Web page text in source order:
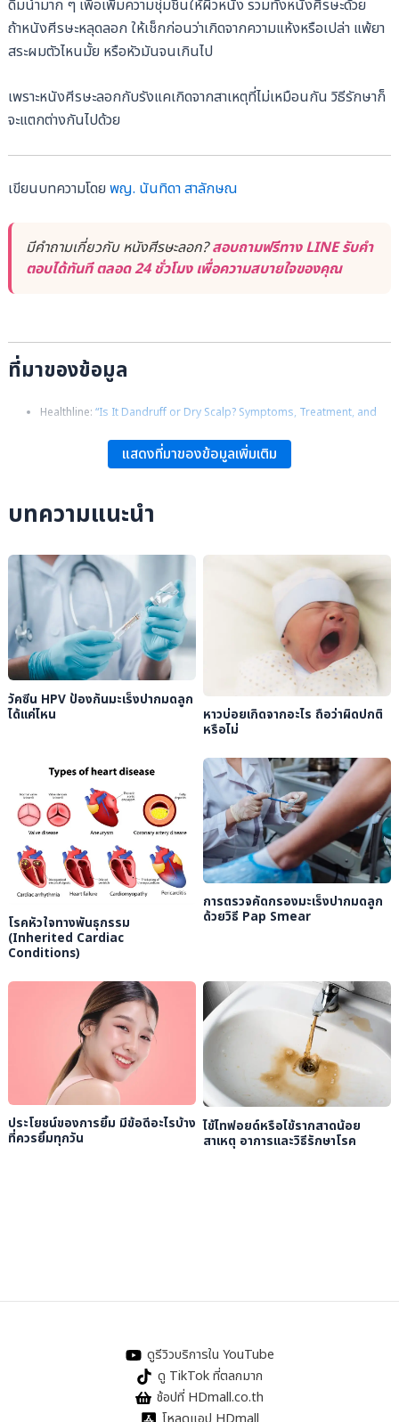
ดื่มน้ำมาก ๆ เพื่อเพิ่มความชุ่มชื้นให้ผิวหนัง รวมทั้งหนังศีรษะด้วย
ถ้าหนังศีรษะหลุดลอก ให้เช็กก่อนว่าเกิดจากความแห้งหรือเปล่า แพ้ยา
สระผมตัวไหนมั้ย หรือหัวมันจนเกินไป
เพราะหนังศีรษะลอกกับรังแคเกิดจากสาเหตุที่ไม่เหมือนกัน วิธีรักษาก็
จะแตกต่างกันไปด้วย
เขียนบทความโดย พญ. นันทิดา สาลักษณ
มีคำถามเกี่ยวกับ หนังศีรษะลอก?สอบถามฟรีทาง LINE รับคำ
ตอบได้ทันที ตลอด 24 ชั่วโมง เพื่อความสบายใจของคุณ
ที่มาของข้อมูล
Healthline: “Is It Dandruff or Dry Scalp? Symptoms, Treatment, and
Medical News Today:“The Difference Between Dandruff and a Dry
Noha N. Hakim: “USPTO Patent Grants, Lotion to Help with Dry Scalp
Christopher G., Jonathan B., Tanya B., Robert C., & Daniel C.:Rook’s
Textbook of Dermatology, 4 Volume Set, 9th Edition
, Wiley-Blackwell.
แสดงที่มาของข้อมูลเพิ่มเติม
บทความแนะนำ
วัคซีน HPV ป้องกันมะเร็งปากมดลูก
ได้แค่ไหน
หาวบ่อยเกิดจากอะไร ถือว่าผิดปกติ
หรือไม่
โรคหัวใจทางพันธุกรรม
(Inherited Cardiac
Conditions)
การตรวจคัดกรองมะเร็งปากมดลูก
ด้วยวิธี Pap Smear
ประโยชน์ของการยิ้ม มีข้อดีอะไรบ้าง
ที่ควรยิ้มทุกวัน
ไข้ไทฟอยด์หรือไข้รากสาดน้อย
สาเหตุ อาการและวิธีรักษาโรค
ดูรีวิวบริการใน YouTube
ดู TikTok ที่ตลกมาก
ช้อปที่ HDmall.co.th